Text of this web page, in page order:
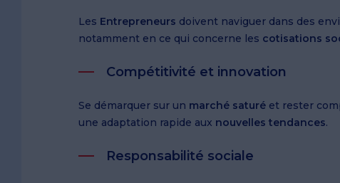
Les Entrepreneurs doivent naviguer dans des
notamment en ce qui concerne les cotisations
Compétitivité et innovation
Se démarquer sur un marché saturé et rester
une adaptation rapide aux nouvelles tendances.
Responsabilité sociale